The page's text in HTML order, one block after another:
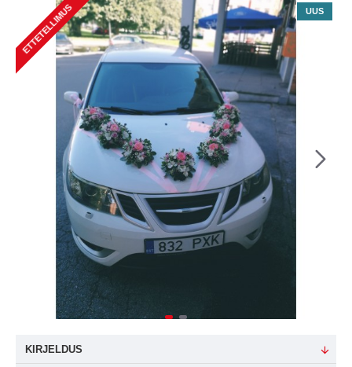
UUS
ETTETELLIMUS
KIRJELDUS